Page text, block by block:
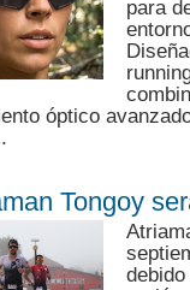
para
óptico
Tongoy